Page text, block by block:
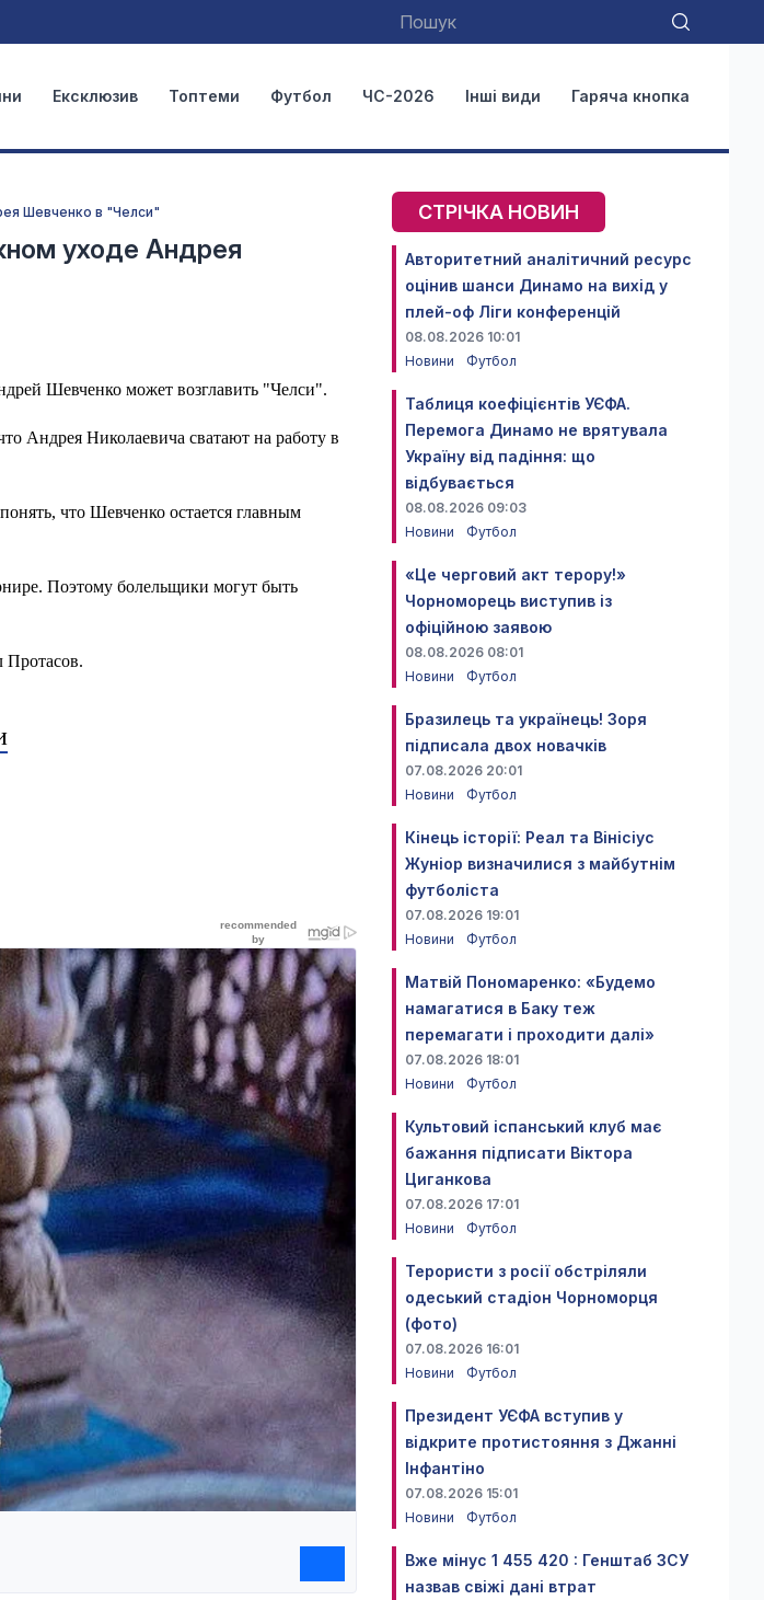
Ексклюзив Топтеми Футбол ЧС-2026 Інші види Гаряча кнопка
Шевченко в "Челси"
уходе Андрея
Шевченко может возглавить "Челси".
Андрея Николаевича сватают на работу в
что Шевченко остается главным
Поэтому болельщики могут быть
Протасов.
СТРІЧКА НОВИН
Авторитетний аналітичний ресурс
оцінив шанси Динамо на вихід у
плей-оф Ліги конференцій
08.08.2026 10:01
Новини
Футбол
Таблиця коефіцієнтів УЄФА.
Перемога Динамо не врятувала
Україну від падіння: що
відбувається
08.08.2026 09:03
Новини
Футбол
«Це черговий акт терору!»
Чорноморець виступив із
офіційною заявою
08.08.2026 08:01
Новини
Футбол
Бразилець та українець! Зоря
підписала двох новачків
07.08.2026 20:01
Новини
Футбол
Кінець історії: Реал та Вінісіус
Жуніор визначилися з майбутнім
футболіста
07.08.2026 19:01
Новини
Футбол
Матвій Пономаренко: «Будемо
намагатися в Баку теж
перемагати і проходити далі»
07.08.2026 18:01
Новини
Футбол
Культовий іспанський клуб має
бажання підписати Віктора
Циганкова
07.08.2026 17:01
Новини
Футбол
Терористи з росії обстріляли
одеський стадіон Чорноморця
(фото)
07.08.2026 16:01
Новини
Футбол
Президент УЄФА вступив у
відкрите протистояння з Джанні
Інфантіно
07.08.2026 15:01
Новини
Футбол
Вже мінус 1 455 420 : Генштаб ЗСУ
назвав свіжі дані втрат